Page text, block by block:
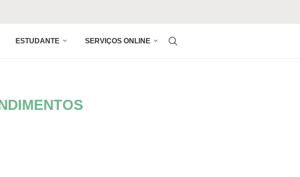
ESTUDANTE SERVIÇOS ONLINE